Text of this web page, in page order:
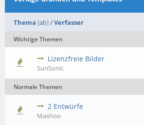
Thema [ab] /Verfasser
Wichtige Themen
Lizenzfreie Bilder
SunSonic
Normale Themen
2 Entwürfe
Mashoo